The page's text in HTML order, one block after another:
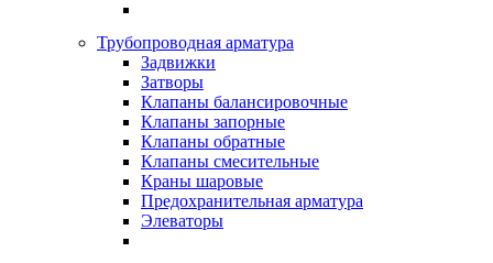
Трубопроводная арматура
Задвижки
Затворы
Клапаны балансировочные
Клапаны запорные
Клапаны обратные
Клапаны смесительные
Краны шаровые
Предохранительная арматура
Элеваторы